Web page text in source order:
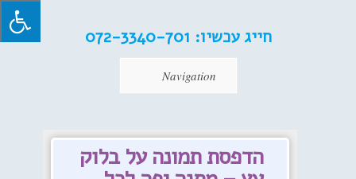
חייג עכשיו:
Navigation
הדפסת תמונה על בלוק